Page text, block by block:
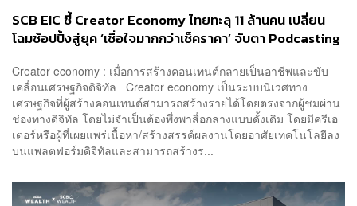
SCB EIC ชี้ Creator Economy ไทยทะลุ 11 ล้านคน เปลี่ยน
โฉมช้อปปิ้งสู่ยุค ‘เชื่อใจมากกว่าเช็คราคา’ จับตา Podcasting
Creator economy : เมื่อการสร้างคอนเทนต์กลายเป็นอาชีพและขับ
เคลื่อนเศรษฐกิจดิจิทัล Creator economy เป็นระบบนิเวศทาง
เศรษฐกิจที่ผู้สร้างคอนเทนต์สามารถสร้างรายได้โดยตรงจากผู้ชมผ่าน
ช่องทางดิจิทัล โดยไม่จำเป็นต้องพึ่งพาสื่อกลางแบบดั้งเดิม โดยมีครีเอ
เตอร์หรือผู้ที่เผยแพร่เนื้อหา/สร้างสรรค์ผลงานโดยอาศัยเทคโนโลยีลง
บนแพลตฟอร์มดิจิทัลและสามารถสร้างร...